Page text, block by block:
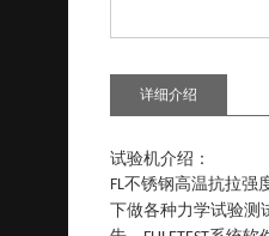
详细介绍
试验机介绍 ：
FL不锈钢高温抗拉强
下做各种力学试验测